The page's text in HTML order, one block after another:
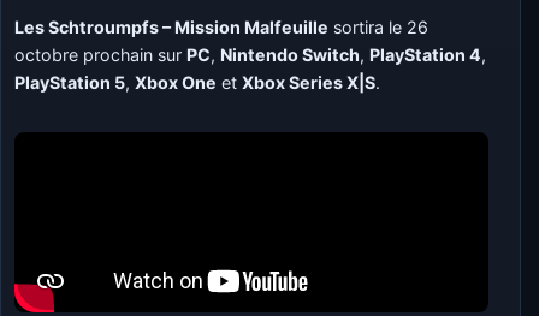
Les Schtroumpfs – Mission Malfeuille sortira le 26
octobre prochain sur PC, Nintendo Switch, PlayStation 4,
PlayStation 5,Xbox One etXbox Series X|S.